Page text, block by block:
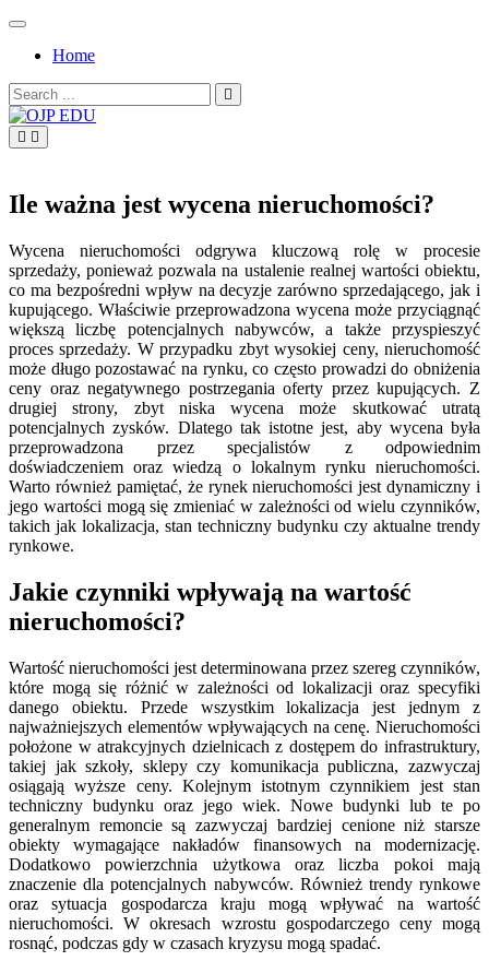
Skip
contentHome
Search
for:
Ile ważna jest wycena nieruchomości?
Wycena nieruchomości odgrywa kluczową rolę w procesie
sprzedaży, ponieważ pozwala na ustalenie realnej wartości obiektu,
co ma bezpośredni wpływ na decyzje zarówno sprzedającego, jak i
kupującego. Właściwie przeprowadzona wycena może przyciągnąć
większą liczbę potencjalnych nabywców, a także przyspieszyć
proces sprzedaży. W przypadku zbyt wysokiej ceny, nieruchomość
może długo pozostawać na rynku, co często prowadzi do obniżenia
ceny oraz negatywnego postrzegania oferty przez kupujących. Z
drugiej strony, zbyt niska wycena może skutkować utratą
potencjalnych zysków. Dlatego tak istotne jest, aby wycena była
przeprowadzona przez specjalistów z odpowiednim
doświadczeniem oraz wiedzą o lokalnym rynku nieruchomości.
Warto również pamiętać, że rynek nieruchomości jest dynamiczny i
jego wartości mogą się zmieniać w zależności od wielu czynników,
takich jak lokalizacja, stan techniczny budynku czy aktualne trendy
rynkowe.
Jakie czynniki wpływają na wartość
nieruchomości?
Wartość nieruchomości jest determinowana przez szereg czynników,
które mogą się różnić w zależności od lokalizacji oraz specyfiki
danego obiektu. Przede wszystkim lokalizacja jest jednym z
najważniejszych elementów wpływających na cenę. Nieruchomości
położone w atrakcyjnych dzielnicach z dostępem do infrastruktury,
takiej jak szkoły, sklepy czy komunikacja publiczna, zazwyczaj
osiągają wyższe ceny. Kolejnym istotnym czynnikiem jest stan
techniczny budynku oraz jego wiek. Nowe budynki lub te po
generalnym remoncie są zazwyczaj bardziej cenione niż starsze
obiekty wymagające nakładów finansowych na modernizację.
Dodatkowo powierzchnia użytkowa oraz liczba pokoi mają
znaczenie dla potencjalnych nabywców. Również trendy rynkowe
oraz sytuacja gospodarcza kraju mogą wpływać na wartość
nieruchomości. W okresach wzrostu gospodarczego ceny mogą
rosnąć, podczas gdy w czasach kryzysu mogą spadać.